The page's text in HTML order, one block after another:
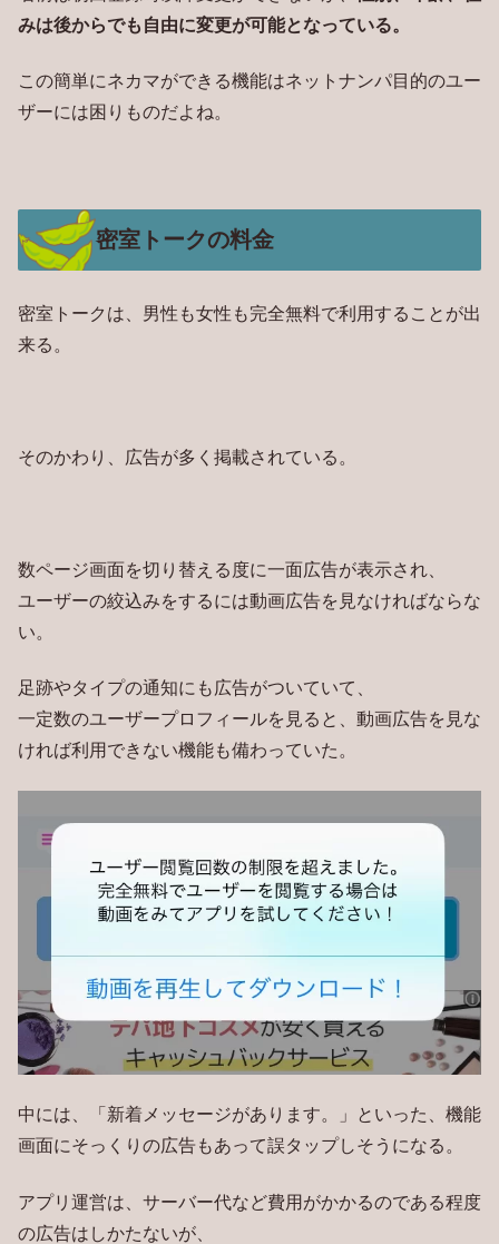
みは後からでも自由に変更が可能となっている。
この簡単にネカマができる機能はネットナンパ目的のユー
ザーには困りものだよね。
密室トークの料金
密室トークは、男性も女性も完全無料で利用することが出
来る。
そのかわり、広告が多く掲載されている。
数ページ画面を切り替える度に一面広告が表示され、
ユーザーの絞込みをするには動画広告を見なければならな
い。
足跡やタイプの通知にも広告がついていて、
一定数のユーザープロフィールを見ると、動画広告を見な
ければ利用できない機能も備わっていた。
中には、「新着メッセージがあります。」といった、機能
画面にそっくりの広告もあって誤タップしそうになる。
アプリ運営は、サーバー代など費用がかかるのである程度
の広告はしかたないが、